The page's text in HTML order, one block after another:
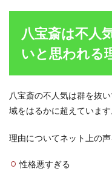
八宝斎は不人
いと思われる
八宝斎の不人気は群を抜
域をはるかに超えています
理由についてネット上の声
性格悪すぎる